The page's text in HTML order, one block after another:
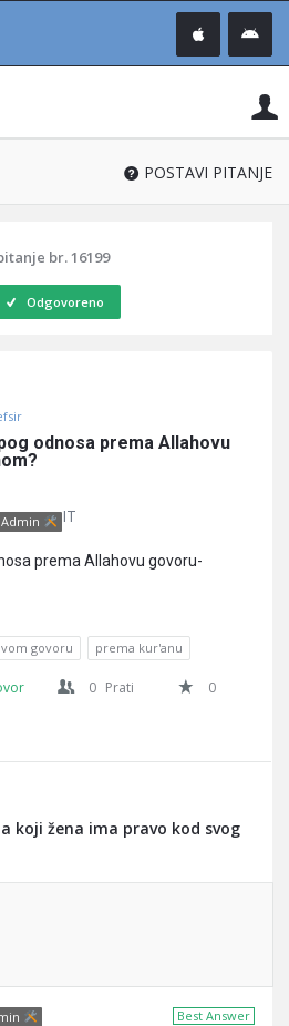
®
POSTAVI PITANJE
br. 16199
Odgovoreno
odnosa prema Allahovu
Admin IT
prema Allahovu govoru-
govoru prema kur'anu
0 Prati
0
koji žena ima pravo kod svog
Best Answer